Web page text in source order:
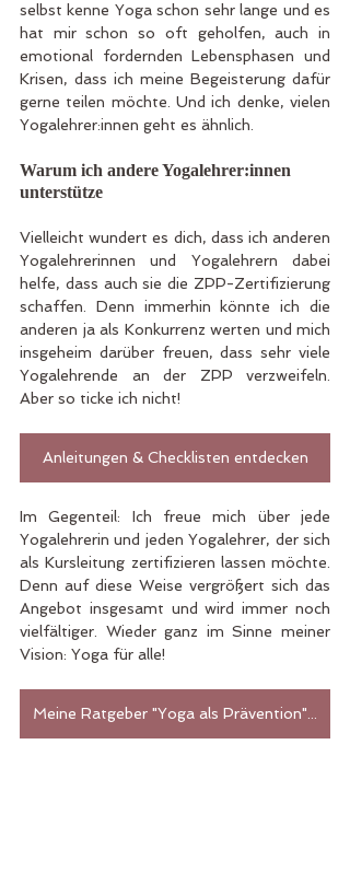
selbst kenne Yoga schon sehr lange und es
hat mir schon so oft geholfen, auch in
emotional fordernden Lebensphasen und
Krisen, dass ich meine Begeisterung dafür
gerne teilen möchte. Und ich denke, vielen
Yogalehrer:innen geht es ähnlich.
Warum ich andere Yogalehrer:innen
unterstütze
Vielleicht wundert es dich, dass ich anderen
Yogalehrerinnen und Yogalehrern dabei
helfe, dass auch sie die ZPP-Zertifizierung
schaffen. Denn immerhin könnte ich die
anderen ja als Konkurrenz werten und mich
insgeheim darüber freuen, dass sehr viele
Yogalehrende an der ZPP verzweifeln.
Aber so ticke ich nicht!
Anleitungen & Checklisten entdecken
Im Gegenteil: Ich freue mich über jede
Yogalehrerin und jeden Yogalehrer, der sich
als Kursleitung zertifizieren lassen möchte.
Denn auf diese Weise vergrößert sich das
Angebot insgesamt und wird immer noch
vielfältiger. Wieder ganz im Sinne meiner
Vision: Yoga für alle!
Meine Ratgeber "Yoga als Prävention" auf Amazon